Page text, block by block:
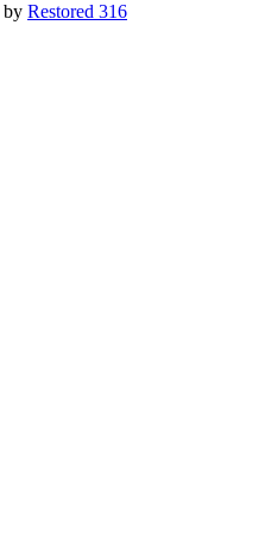
by Restored 316